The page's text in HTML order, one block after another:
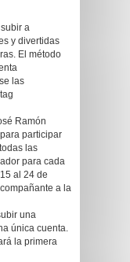
a
y divertidas
El método
las
Ramón
participar
las
para cada
al 24 de
a la
una
única cuenta.
la primera